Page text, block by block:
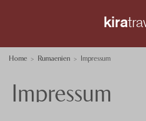
kira
Home Rumaenien Impressum
Impressum